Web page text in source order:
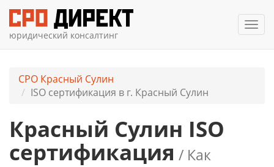
юридический консалтинг
СРО Красный Сулин
ISO сертификация в г. Красный Сулин
Красный Сулин ISO
сертификация / Как